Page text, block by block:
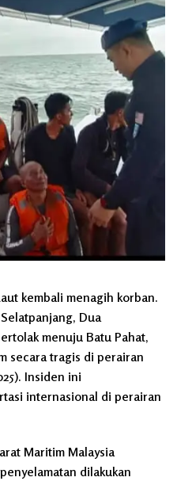
kembali menagih korban.
Dua
menuju Batu Pahat,
secara tragis di perairan
Insiden ini
internasional di perairan
Maritim Malaysia
dilakukan